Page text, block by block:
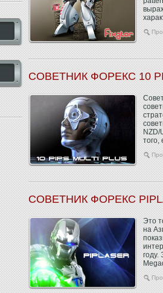
СОВЕТНИК ФОРЕКС 10
NZD/
того,
СОВЕТНИК ФОРЕКС
Это
на
году.